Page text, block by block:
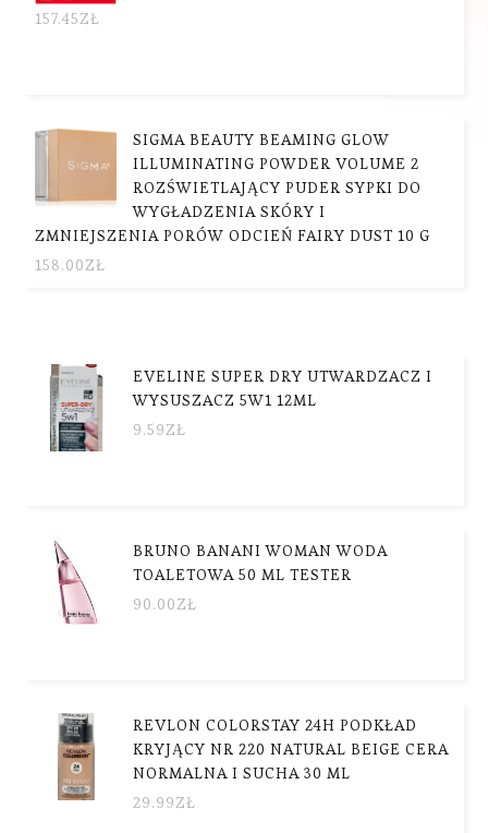
157.45ZŁ
SIGMA BEAUTY BEAMING GLOW
ILLUMINATING POWDER VOLUME 2
ROZŚWIETLAJĄCY PUDER SYPKI DO
WYGŁADZENIA SKÓRY I
ZMNIEJSZENIA PORÓW ODCIEŃ FAIRY DUST 10 G
158.00ZŁ
EVELINE SUPER DRY UTWARDZACZ I
WYSUSZACZ 5W1 12ML
9.59ZŁ
BRUNO BANANI WOMAN WODA
TOALETOWA 50 ML TESTER
90.00ZŁ
REVLON COLORSTAY 24H PODKŁAD
KRYJĄCY NR 220 NATURAL BEIGE CERA
NORMALNA I SUCHA 30 ML
29.99ZŁ